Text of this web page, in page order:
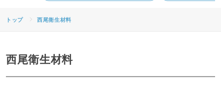
トップ 西尾衛生材料
西尾衛生材料